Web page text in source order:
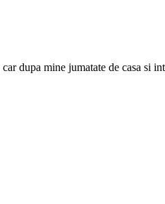
dupa mine jumatate de casa si